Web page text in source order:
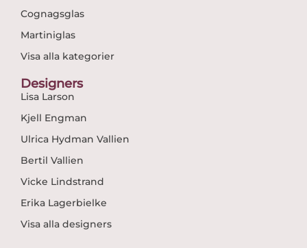
Cognagsglas
Martiniglas
Visa alla kategorier
Designers
Lisa Larson
Kjell Engman
Ulrica Hydman Vallien
Bertil Vallien
Vicke Lindstrand
Erika Lagerbielke
Visa alla designers